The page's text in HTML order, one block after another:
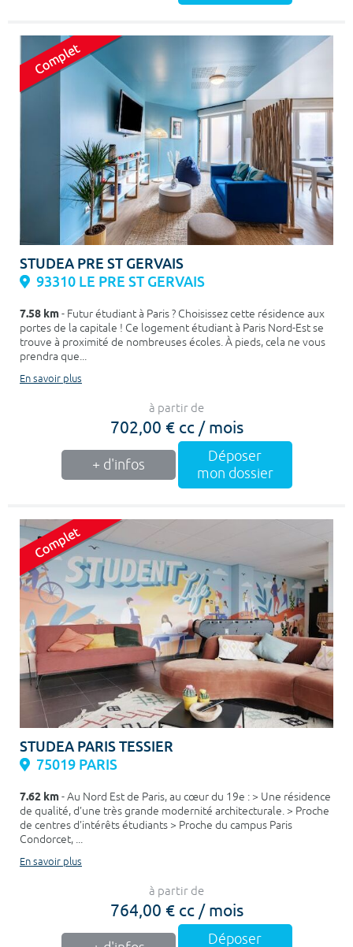
STUDEA PRE ST GERVAIS
93310 LE PRE ST GERVAIS
7.58 km- Futur étudiant à Paris ? Choisissez cette résidence aux
portes de la capitale ! Ce logement étudiant à Paris Nord-Est se
trouve à proximité de nombreuses écoles. À pieds, cela ne vous
prendra que...
En savoir plus
à partir de
702,00 € cc / mois
+ d'infos
Déposer
mon dossier
STUDEA PARIS TESSIER
75019 PARIS
7.62 km- Au Nord Est de Paris, au cœur du 19e : > Une résidence
de qualité, d’une très grande modernité architecturale. > Proche
de centres d’intérêts étudiants > Proche du campus Paris
Condorcet, ...
En savoir plus
à partir de
764,00 € cc / mois
Déposer